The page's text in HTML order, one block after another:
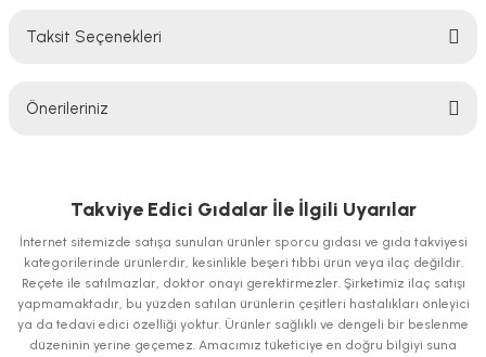
Taksit Seçenekleri
Önerileriniz
iletebilirsiniz.
Görüş ve önerileriniz için teşekkür ederiz.
Ürün resmi kalitesiz, bozuk veya görüntülenemiyor.
Ürün açıklamasında eksik bilgiler bulunuyor.
Ürün bilgilerinde hatalar bulunuyor.
Takviye Edici Gıdalar İle İlgili Uyarılar
İnternet sitemizde satışa sunulan ürünler sporcu gıdası ve gıda takviyesi
kategorilerinde ürünlerdir, kesinlikle beşeri tıbbi ürün veya ilaç değildir.
Reçete ile satılmazlar, doktor onayı gerektirmezler. Şirketimiz ilaç satışı
yapmamaktadır, bu yüzden satılan ürünlerin çeşitleri hastalıkları önleyici
ya da tedavi edici özelliği yoktur. Ürünler sağlıklı ve dengeli bir beslenme
düzeninin yerine geçemez. Amacımız tüketiciye en doğru bilgiyi suna